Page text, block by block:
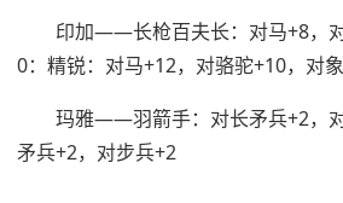
印加——长枪百夫长：对马+8，
0：精锐：对马+12，对骆驼+10，对
玛雅——羽箭手：对长矛兵+2，
矛兵+2，对步兵+2